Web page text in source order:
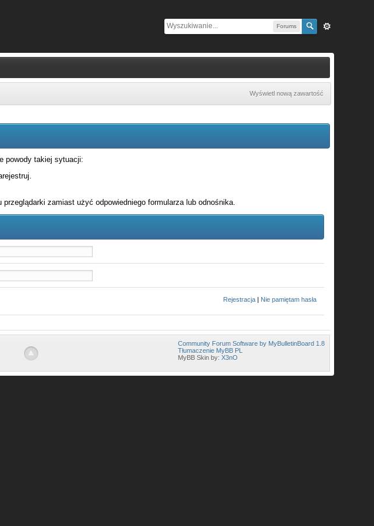
Forums
Wyświetl nową zawartość
powody takiej sytuacji:
zamiast użyć odpowiedniego formularza lub odnośnika.
Rejestracja | Nie pamiętam hasła
Community Forum Software by MyBulletinBoard 1.8
Tłumaczenie MyBB PL
MyBB Skin by:X3nO